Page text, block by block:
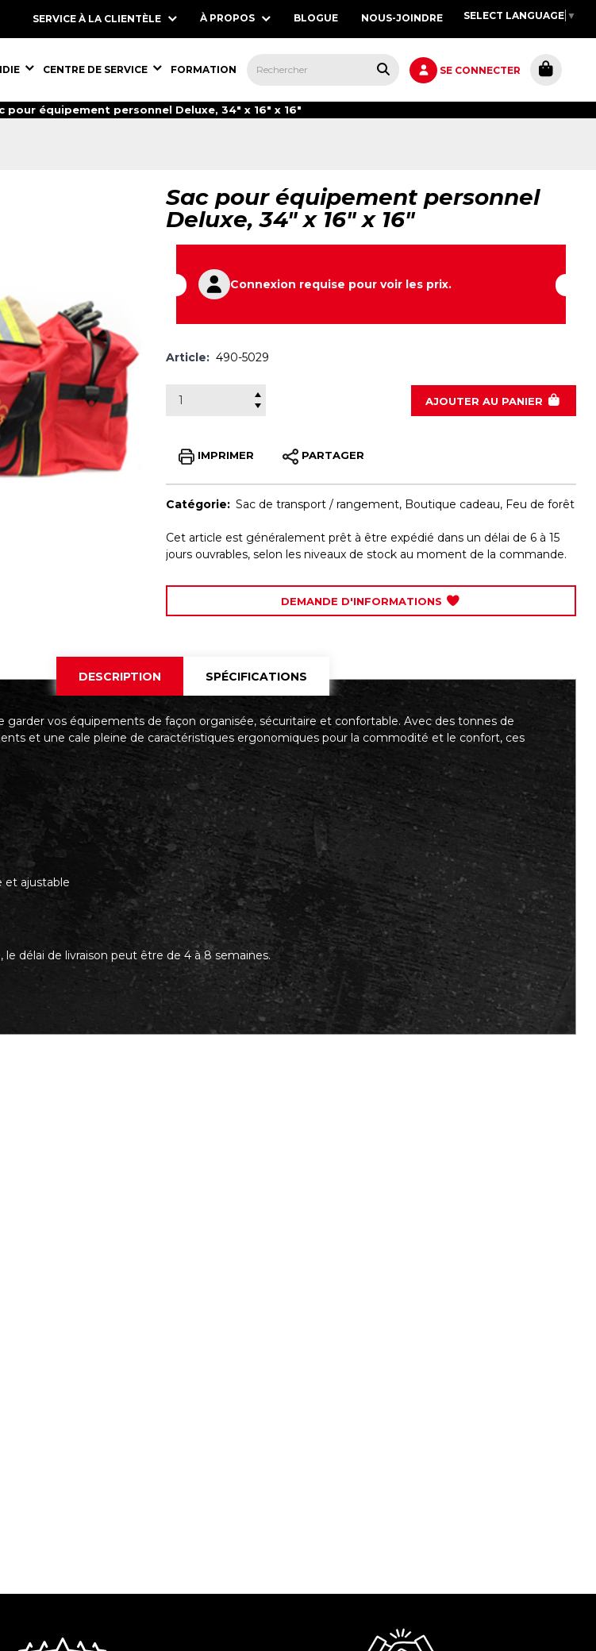
SERVICE À LA CLIENTÈLE À PROPOS BLOGUE NOUS-JOINDRE SELECT LANGUAGE ▼
SE CONNECTER
ÉQUIPEMENTS,
CENTRE DE SERVICE ÉQUIPEMENTS,
FORMATION
pour équipement personnel Deluxe, 34" x 16" x 16"
Sac pour équipement personnel
Deluxe, 34" x 16" x 16"
Connexion requise pour voir les prix.
Article: 490-5029
AJOUTER490-5029
AU PANIER
IMPRIMER PARTAGER
Catégorie:Sac de transport / rangement, Boutique cadeau, Feu de forêt
Cet article est généralement prêt à être expédié dans un délai de 6 à 15
jours ouvrables, selon les niveaux de stock au moment de la commande.
DEMANDE D'INFORMATIONS
DESCRIPTION SPÉCIFICATIONS
garder vos équipements de façon organisée, sécuritaire et confortable. Avec des tonnes de
et une cale pleine de caractéristiques ergonomiques pour la commodité et le confort, ces
et ajustable
délai de livraison peut être de 4 à 8 semaines.